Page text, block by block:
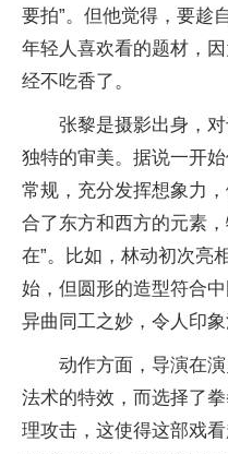
要拍”。但他觉得，要趁
年轻人喜欢看的题材，
经不吃香了。
张黎是摄影出身，
独特的审美。据说一开
常规，充分发挥想象力
合了东方和西方的元素
在”。比如，林动初次亮
始，但圆形的造型符合
异曲同工之妙，令人印象
动作方面，导演在
法术的特效，而选择了
理攻击，这使得这部戏